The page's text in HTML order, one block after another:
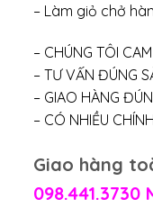
– Làm giỏ chở
– CHÚNG TÔI
– TƯ VẤN ĐÚNG
– GIAO HÀNG
– CÓ NHIỀU
Giao hàng
098.441.3730